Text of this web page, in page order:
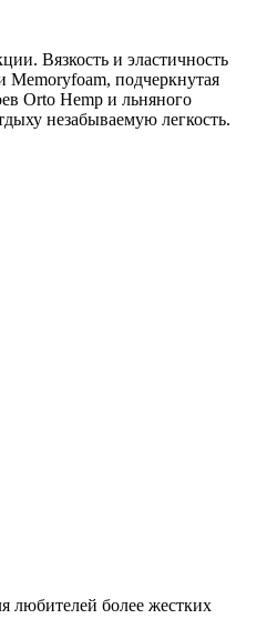
Вязкость и эластичность
Memoryfoam, подчеркнутая
Orto Hemp и льняного
незабываемую легкость.
любителей более жестких